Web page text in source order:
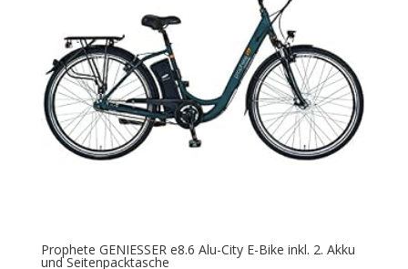
Prophete GENIESSER e8.6 Alu-City E-Bike inkl. 2. Akku
und Seitenpacktasche